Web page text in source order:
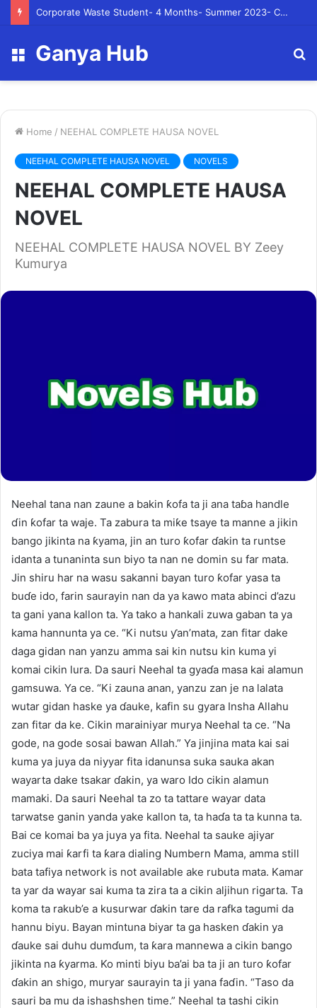
Corporate Waste Student- 4 Months- Summer 2023- Canadian Tire Corporation
Menu
Ganya Hub
Home / NEEHAL COMPLETE HAUSA NOVEL
NEEHAL COMPLETE HAUSA NOVEL NOVELS
NEEHAL COMPLETE HAUSA
NOVEL
NEEHAL COMPLETE HAUSA NOVEL BY Zeey
Kumurya
Neehal tana nan zaune a bakin ƙofa ta ji ana taɓa handle
ɗin ƙofar ta waje. Ta zabura ta miƙe tsaye ta manne a jikin
bango jikinta na ƙyama, jin an turo ƙofar ɗakin ta runtse
idanta a tunaninta sun biyo ta nan ne domin su far mata.
Jin shiru har na wasu sakanni bayan turo ƙofar yasa ta
buɗe ido, farin saurayin nan da ya kawo mata abinci d’azu
ta gani yana kallon ta. Ya tako a hankali zuwa gaban ta ya
kama hannunta ya ce. “Ki nutsu ƴan’mata, zan fitar dake
daga gidan nan yanzu amma sai kin nutsu kin kuma yi
komai cikin lura. Da sauri Neehal ta gyaɗa masa kai alamun
gamsuwa. Ya ce. “Ki zauna anan, yanzu zan je na lalata
wutar gidan haske ya ɗauke, kafin su gyara Insha Allahu
zan fitar da ke. Cikin marainiyar murya Neehal ta ce. “Na
gode, na gode sosai bawan Allah.” Ya jinjina mata kai sai
kuma ya juya da niyyar fita idanunsa suka sauka akan
wayarta dake tsakar ɗakin, ya waro Ido cikin alamun
mamaki. Da sauri Neehal ta zo ta tattare wayar data
tarwatse ganin yanda yake kallon ta, ta haɗa ta ta kunna ta.
Bai ce komai ba ya juya ya fita. Neehal ta sauke ajiyar
zuciya mai ƙarfi ta ƙara dialing Numbern Mama, amma still
bata tafiya network is not available ake rubuta mata. Kamar
ta yar da wayar sai kuma ta zira ta a cikin aljihun rigarta. Ta
koma ta rakub’e a kusurwar ɗakin tare da rafka tagumi da
hannu biyu. Bayan mintuna biyar ta ga hasken ɗakin ya
ɗauke sai duhu dumɗum, ta ƙara mannewa a cikin bango
jikinta na ƙyarma. Ko minti biyu ba’ai ba ta ji an turo ƙofar
ɗakin an shigo, muryar saurayin ta ji yana faɗin. “Taso da
sauri ba mu da ishashshen time.” Neehal ta tashi cikin